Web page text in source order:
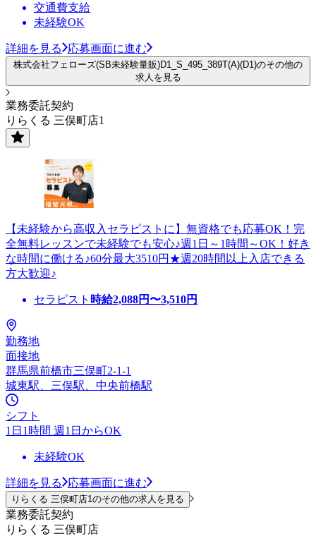
交通費支給
未経験OK
詳細を見る 応募画面に進む
株式会社フェローズ(SB未経験量販)D1_S_495_389T(A)(D1)のその他の
求人を見る
業務委託契約
りらくる 三俣町店1
【未経験から高収入セラピストに】無資格でも応募OK！完
全無料レッスンで未経験でも安心♪週1日～1時間～OK！好き
な時間に働ける♪60分最大3510円★週20時間以上入店できる
方大歓迎♪
セラピスト 時給2,088円〜3,510円
勤務地
面接地
群馬県前橋市三俣町2-1-1
城東駅、三俣駅、中央前橋駅
シフト
1日1時間 週1日からOK
未経験OK
詳細を見る 応募画面に進む
りらくる 三俣町店1のその他の求人を見る
業務委託契約
りらくる 三俣町店